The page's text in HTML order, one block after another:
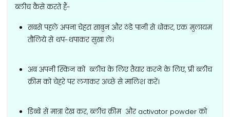
ब्लीच कैसे करते हैं-
सबसे पहले अपना चेहरा साबुन और ठंडे पानी से धोकर, एक मुलायम
तौलिये से थप-थपाकर सुखा लें।
अब अपनी स्किन को ब्लीच के लिए तैयार करने के लिए, प्री ब्लीच
क्रीम को चेहरे पर लगाकर अच्छे से मालिश करें।
डिब्बे से मात्रा देख कर, ब्लीच क्रीम और activator powder को